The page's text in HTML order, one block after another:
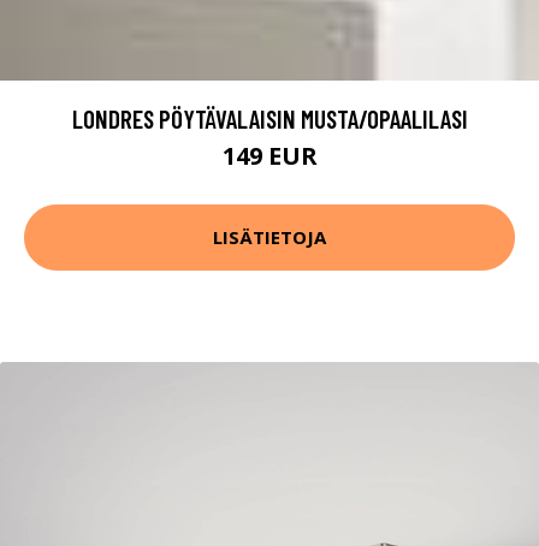
LONDRES PÖYTÄVALAISIN MUSTA/OPAALILASI
149 EUR
LISÄTIETOJA